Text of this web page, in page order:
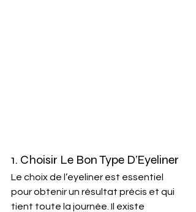
1. Choisir Le Bon Type D’Eyeliner
Le choix de l’eyeliner est essentiel
pour obtenir un résultat précis et qui
tient toute la journée. Il existe